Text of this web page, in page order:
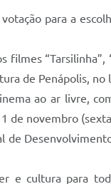
para a
de Penápolis, no
ao ar livre,
de novembro
de
e cultura para